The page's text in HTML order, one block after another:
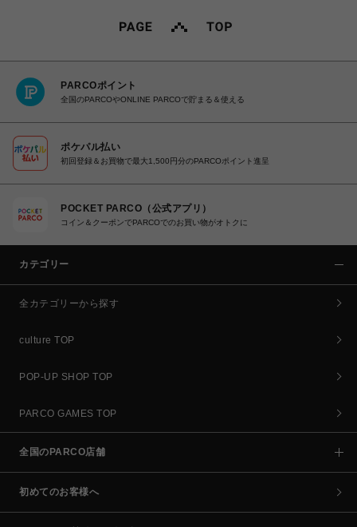
PARCOポイント
全国のPARCOやONLINE PARCOで貯まる＆使える
ポケパル払い
初回登録＆お買物で最大1,500円分のPARCOポイント進呈
POCKET PARCO（公式アプリ）
コイン＆クーポンでPARCOでのお買い物がオトクに
カテゴリー
全カテゴリーから探す
culture TOP
POP-UP SHOP TOP
PARCO GAMES TOP
全国のPARCO店舗
初めてのお客様へ